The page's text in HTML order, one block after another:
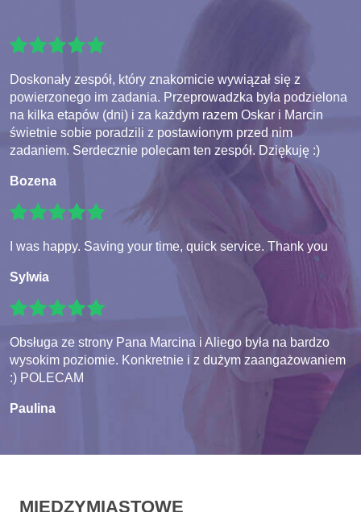
Doskonały zespół, który znakomicie wywiązał się z
powierzonego im zadania. Przeprowadzka była podzielona
na kilka etapów (dni) i za każdym razem Oskar i Marcin
świetnie sobie poradzili z postawionym przed nim
zadaniem. Serdecznie polecam ten zespół. Dziękuję :)
Bozena
I was happy. Saving your time, quick service. Thank you
Sylwia
Obsługa ze strony Pana Marcina i Aliego była na bardzo
wysokim poziomie. Konkretnie i z dużym zaangażowaniem
:) POLECAM
Paulina
MIĘDZYMIASTOWE